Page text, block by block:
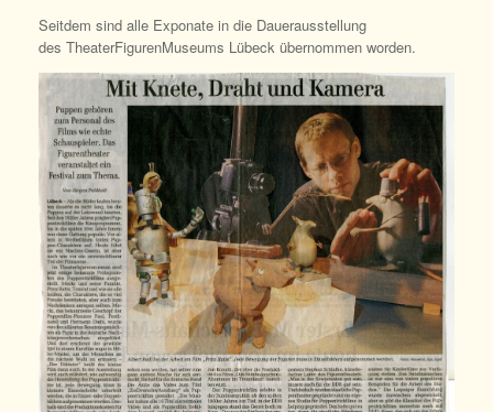
Seitdem sind alle Exponate in die Dauerausstellung
des TheaterFigurenMuseums Lübeck übernommen worden.